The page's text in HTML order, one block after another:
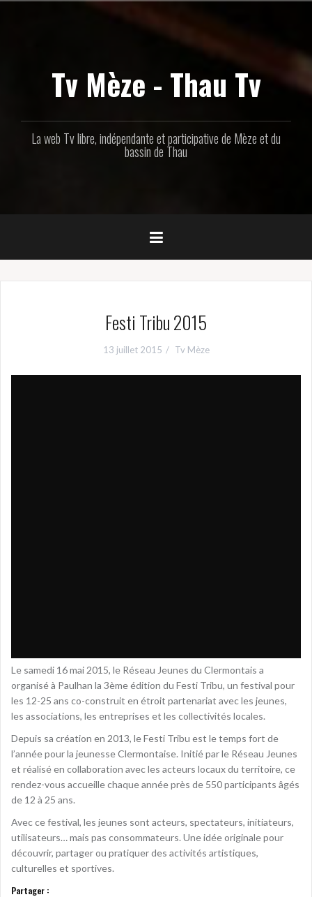
Tv Mèze - Thau Tv
La web Tv libre, indépendante et participative de Mèze et du
bassin de Thau
Festi Tribu 2015
13 juillet 2015 Tv Mèze
Le samedi 16 mai 2015, le Réseau Jeunes du Clermontais a
organisé à Paulhan la 3ème édition du Festi Tribu, un festival pour
les 12-25 ans co-construit en étroit partenariat avec les jeunes,
les associations, les entreprises et les collectivités locales.
Depuis sa création en 2013, le Festi Tribu est le temps fort de
l’année pour la jeunesse Clermontaise. Initié par le Réseau Jeunes
et réalisé en collaboration avec les acteurs locaux du territoire, ce
rendez-vous accueille chaque année près de 550 participants âgés
de 12 à 25 ans.
Avec ce festival, les jeunes sont acteurs, spectateurs, initiateurs,
utilisateurs… mais pas consommateurs. Une idée originale pour
découvrir, partager ou pratiquer des activités artistiques,
culturelles et sportives.
Partager :